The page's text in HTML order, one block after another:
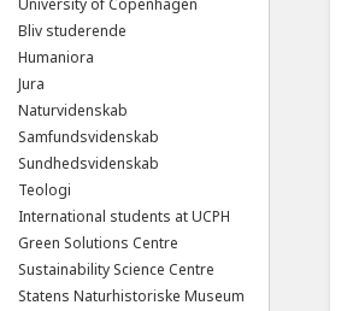
University of Copenhagen
Bliv studerende
Humaniora
Jura
Naturvidenskab
Samfundsvidenskab
Sundhedsvidenskab
Teologi
International students at UCPH
Green Solutions Centre
Sustainability Science Centre
Statens Naturhistoriske Museum